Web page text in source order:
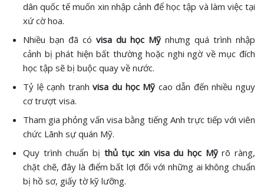
dân quốc tế muốn xin nhập cảnh để học tập và làm việc tại
xứ cờ hoa.
Nhiều bạn đã có visa du học Mỹ nhưng quá trình nhập
cảnh bị phát hiện bất thường hoặc nghi ngờ về mục đích
học tập sẽ bị buộc quay về nước.
Tỷ lệ cạnh tranhvisa du học Mỹ cao dẫn đến nhiều nguy
cơ trượt visa.
Tham gia phỏng vấn visa bằng tiếng Anh trực tiếp với viên
chức Lãnh sự quán Mỹ.
Quy trình chuẩn bị thủ tục xin visa du học Mỹrõ ràng,
chặt chẽ, đây là điểm bất lợi đối với những ai không chuẩn
bị hồ sơ, giấy tờ kỹ lưỡng.